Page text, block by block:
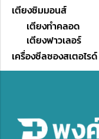
เตียงซิมมอนส์
เตียงทำคลอด
เตียงฟาวเลอร์
เครื่องซีลซองสเตอไรด์